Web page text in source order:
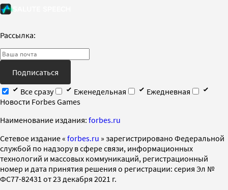
Рассылка:
Подписаться
Все сразу
Еженедельная
Ежедневная
Новости Forbes Games
Наименование издания: forbes.ru
Cетевое издание « forbes.ru » зарегистрировано Федеральной
службой по надзору в сфере связи, информационных
технологий и массовых коммуникаций, регистрационный
номер и дата принятия решения о регистрации: серия Эл №
ФС77-82431 от 23 декабря 2021 г.